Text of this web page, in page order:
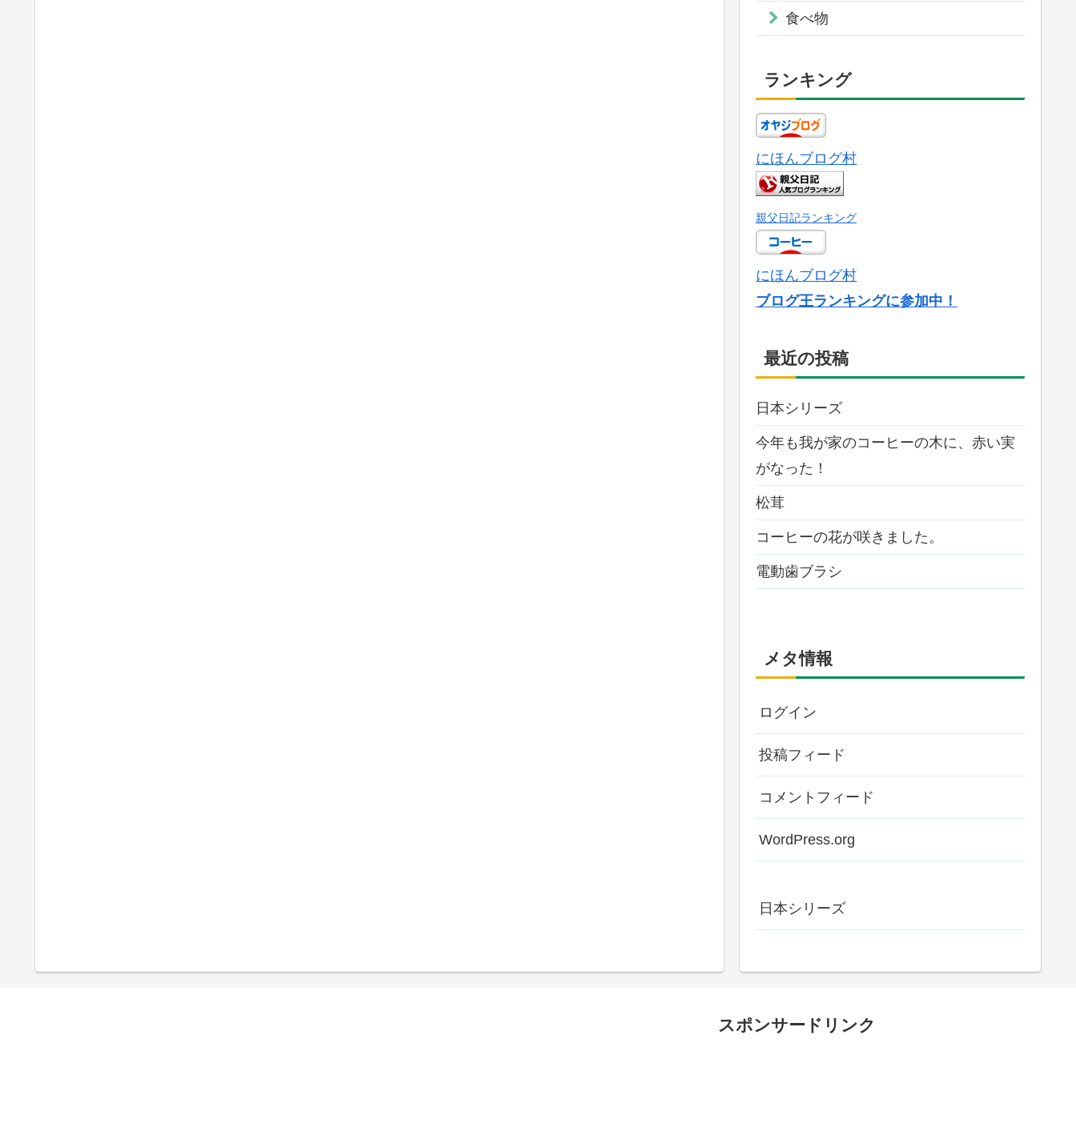
食べ物
ランキング
にほんブログ村
親父日記ランキング
にほんブログ村
ブログ王ランキングに参加中！
最近の投稿
日本シリーズ
今年も我が家のコーヒーの木に、赤い実
がなった！
松茸
コーヒーの花が咲きました。
電動歯ブラシ
メタ情報
ログイン
投稿フィード
コメントフィード
WordPress.org
日本シリーズ
スポンサードリンク